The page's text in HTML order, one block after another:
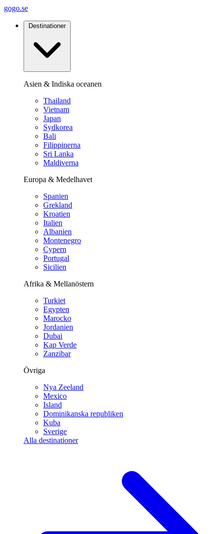
gogo.se
Destinationer
Asien & Indiska oceanen
Thailand
Vietnam
Japan
Sydkorea
Bali
Filippinerna
Sri Lanka
Maldiverna
Europa & Medelhavet
Spanien
Grekland
Kroatien
Italien
Albanien
Montenegro
Cypern
Portugal
Sicilien
Afrika & Mellanöstern
Turkiet
Egypten
Marocko
Jordanien
Dubai
Kap Verde
Zanzibar
Övriga
Nya Zeeland
Mexico
Island
Dominikanska republiken
Kuba
Sverige
Alla destinationer